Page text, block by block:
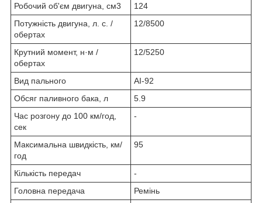
Робочий об'єм двигуна, см3
124
Потужність двигуна, л. с. /
обертах
12/8500
Крутний момент, н·м /
обертах
12/5250
Вид пального
АІ-92
Обсяг паливного бака, л
5.9
Час розгону до 100 км/год,
сек
-
Максимальна швидкість, км/
год
95
Кількість передач
-
Головна передача
Ремінь